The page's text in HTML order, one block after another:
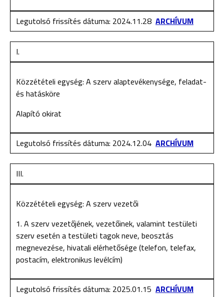
Legutolsó frissítés dátuma: 2024.11.28 ARCHÍVUM
I.
Közzétételi egység: A szerv alaptevékenysége, feladat-
és hatásköre
Alapító okirat
Legutolsó frissítés dátuma: 2024.12.04 ARCHÍVUM
III.
Közzétételi egység: A szerv vezetői
1. A szerv vezetőjének, vezetőinek, valamint testületi
szerv esetén a testületi tagok neve, beosztás
megnevezése, hivatali elérhetősége (telefon, telefax,
postacím, elektronikus levélcím)
Legutolsó frissítés dátuma: 2025.01.15 ARCHÍVUM